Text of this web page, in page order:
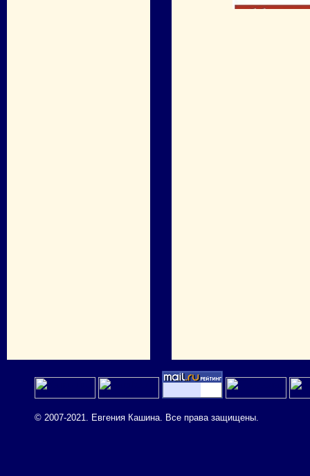
© 2007-2021. Евгения Кашина. Все права защищены.